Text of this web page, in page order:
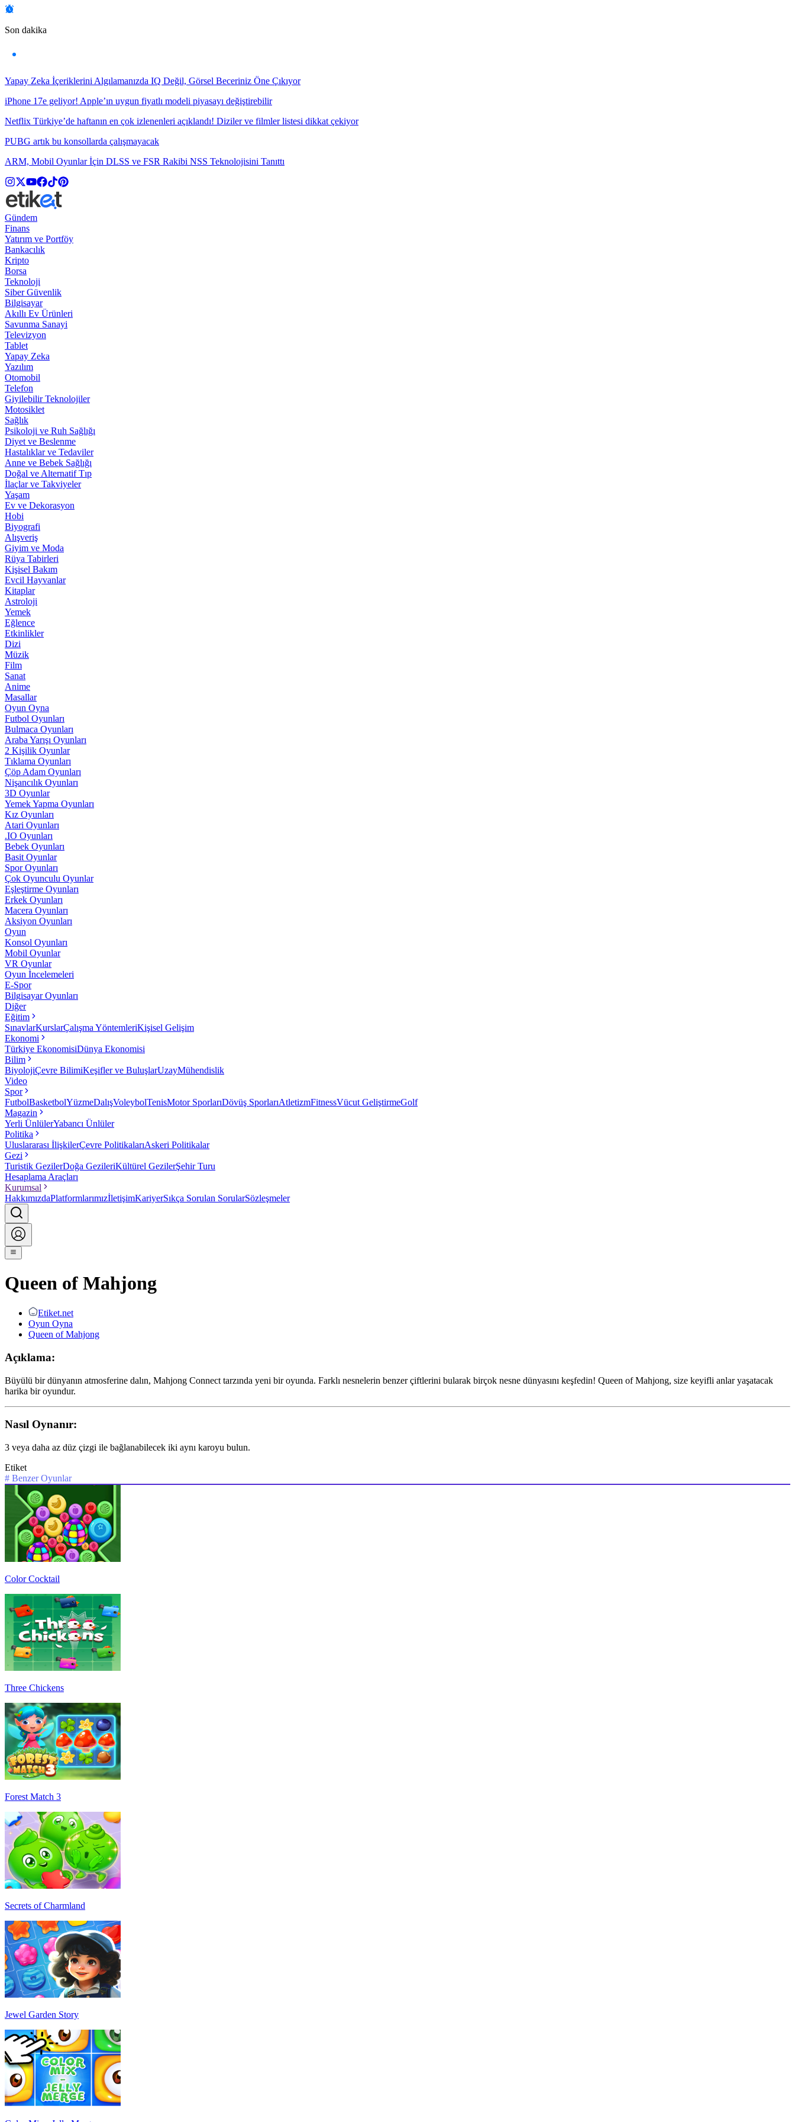
Son dakika
Yapay Zeka İçeriklerini Algılamanızda IQ Değil, Görsel Beceriniz Öne Çıkıyor
iPhone 17e geliyor! Apple’ın uygun fiyatlı modeli piyasayı değiştirebilir
Netflix Türkiye’de haftanın en çok izlenenleri açıklandı! Diziler ve filmler listesi dikkat çekiyor
PUBG artık bu konsollarda çalışmayacak
ARM, Mobil Oyunlar İçin DLSS ve FSR Rakibi NSS Teknolojisini Tanıttı
Gündem
Finans
Yatırım ve Portföy
Bankacılık
Kripto
Borsa
Teknoloji
Siber Güvenlik
Bilgisayar
Akıllı Ev Ürünleri
Savunma Sanayi
Televizyon
Tablet
Yapay Zeka
Yazılım
Otomobil
Telefon
Giyilebilir Teknolojiler
Motosiklet
Sağlık
Psikoloji ve Ruh Sağlığı
Diyet ve Beslenme
Hastalıklar ve Tedaviler
Anne ve Bebek Sağlığı
Doğal ve Alternatif Tıp
İlaçlar ve Takviyeler
Yaşam
Ev ve Dekorasyon
Hobi
Biyografi
Alışveriş
Giyim ve Moda
Rüya Tabirleri
Kişisel Bakım
Evcil Hayvanlar
Kitaplar
Astroloji
Yemek
Eğlence
Etkinlikler
Dizi
Müzik
Film
Sanat
Anime
Masallar
Oyun Oyna
Futbol Oyunları
Bulmaca Oyunları
Araba Yarışı Oyunları
2 Kişilik Oyunlar
Tıklama Oyunları
Çöp Adam Oyunları
Nişancılık Oyunları
3D Oyunlar
Yemek Yapma Oyunları
Kız Oyunları
Atari Oyunları
.IO Oyunları
Bebek Oyunları
Basit Oyunlar
Spor Oyunları
Çok Oyunculu Oyunlar
Eşleştirme Oyunları
Erkek Oyunları
Macera Oyunları
Aksiyon Oyunları
Oyun
Konsol Oyunları
Mobil Oyunlar
VR Oyunlar
Oyun İncelemeleri
E-Spor
Bilgisayar Oyunları
Diğer
Eğitim
SınavlarKurslarÇalışma YöntemleriKişisel Gelişim
Ekonomi
Türkiye EkonomisiDünya Ekonomisi
Bilim
BiyolojiÇevre BilimiKeşifler ve BuluşlarUzayMühendislik
Video
Spor
FutbolBasketbolYüzmeDalışVoleybolTenisMotor SporlarıDövüş SporlarıAtletizmFitnessVücut GeliştirmeGolf
Magazin
Yerli ÜnlülerYabancı Ünlüler
Politika
Uluslararası İlişkilerÇevre PolitikalarıAskeri Politikalar
Gezi
Turistik GezilerDoğa GezileriKültürel GezilerŞehir Turu
Hesaplama Araçları
Kurumsal
HakkımızdaPlatformlarımızİletişimKariyerSıkça Sorulan SorularSözleşmeler
Queen of Mahjong
Etiket.net
Oyun Oyna
Queen of Mahjong
Açıklama:
Büyülü bir dünyanın atmosferine dalın, Mahjong Connect tarzında yeni bir oyunda. Farklı nesnelerin benzer çiftlerini bularak birçok nesne dünyasını keşfedin! Queen of Mahjong, size keyifli anlar yaşatacak
harika bir oyundur.
Nasıl Oynanır:
3 veya daha az düz çizgi ile bağlanabilecek iki aynı karoyu bulun.
Etiket
# Benzer Oyunlar
Color Cocktail
Three Chickens
Forest Match 3
Secrets of Charmland
Jewel Garden Story